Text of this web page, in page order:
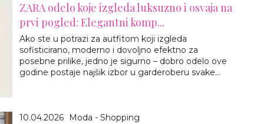
ZARA odelo koje izgleda luksuzno i osvaja na
prvi pogled: Elegantni komp...
Ako ste u potrazi za autfitom koji izgleda
sofisticirano, moderno i dovoljno efektno za
posebne prilike, jedno je sigurno – dobro odelo ove
godine postaje najšik izbor u garderoberu svake...
10.04.2026 Moda - Shopping